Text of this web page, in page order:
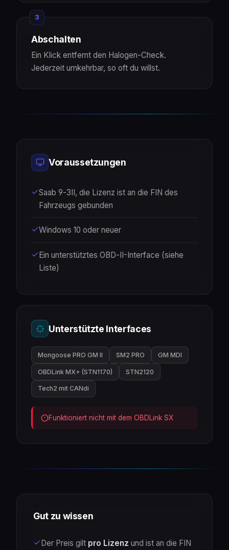
3
Abschalten
Ein Klick entfernt den Halogen-Check.
Jederzeit umkehrbar, so oft du willst.
Voraussetzungen
Saab 9‑3II, die Lizenz ist an die FIN des
Fahrzeugs gebunden
Windows 10 oder neuer
Ein unterstütztes OBD‑II-Interface (siehe
Liste)
Unterstützte Interfaces
Mongoose PRO GM II SM2 PRO GM MDI
OBDLink MX+ (STN1170) STN2120
Tech2 mit CANdi
Funktioniert nicht mit dem OBDLink SX
Gut zu wissen
Der Preis gilt pro Lizenz und ist an die FIN